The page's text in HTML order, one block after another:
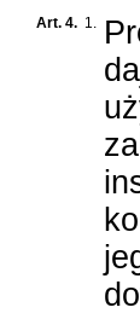
Art. 4. 1.